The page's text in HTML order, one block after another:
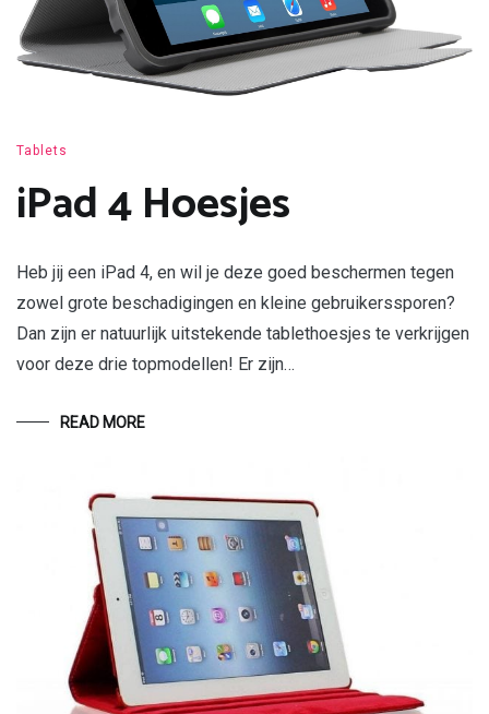
Tablets
iPad 4 Hoesjes
Heb jij een iPad 4, en wil je deze goed beschermen tegen
zowel grote beschadigingen en kleine gebruikerssporen?
Dan zijn er natuurlijk uitstekende tablethoesjes te verkrijgen
voor deze drie topmodellen! Er zijn…
READ MORE